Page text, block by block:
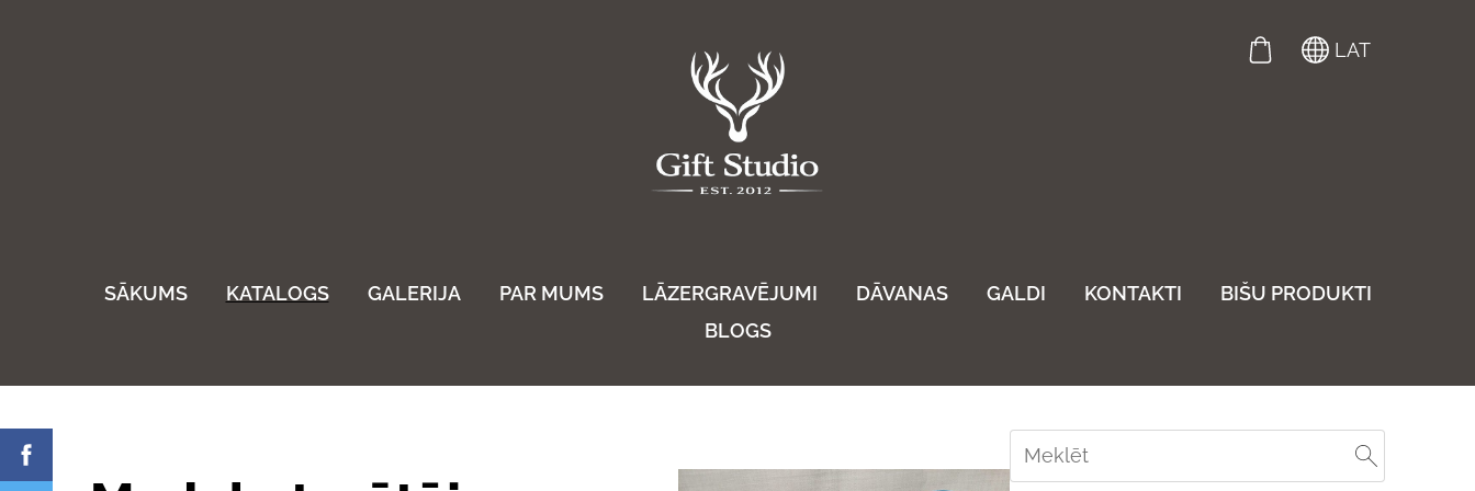
SĀKUMS KATALOGS GALERIJA PAR MUMS LĀZERGRAVĒJUMI DĀVANAS GALDI KONTAKTI
BIŠU PRODUKTI
BLOGS
LAT